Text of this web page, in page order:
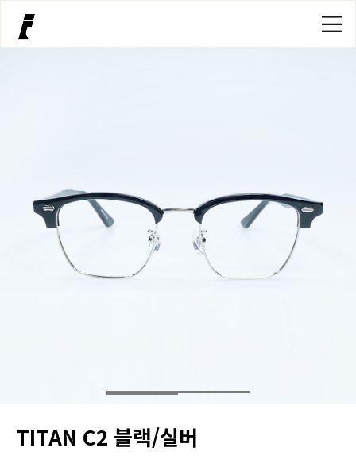
TITAN C2 블랙/실버